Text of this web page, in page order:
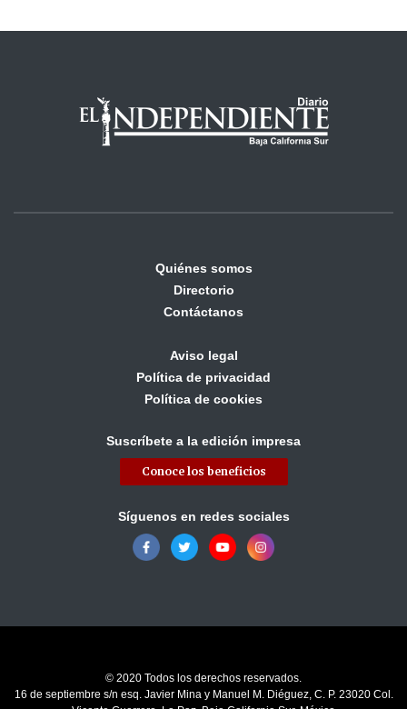
Quiénes somos
Directorio
Contáctanos
Aviso legal
Política de privacidad
Política de cookies
Suscríbete a la edición impresa
Conoce los beneficios
Síguenos en redes sociales
© 2020 Todos los derechos reservados.
16 de septiembre s/n esq. Javier Mina y Manuel M. Diéguez, C. P. 23020 Col.